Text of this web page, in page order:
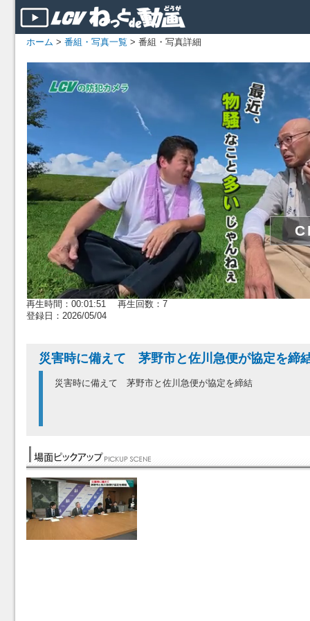
ホーム > 番組・写真一覧 > 番組・写真詳細
再生時間：00:01:51 再生回数：7
登録日：2026/05/04
災害時に備えて 茅野市と佐川急便が協定を締
災害時に備えて 茅野市と佐川急便が協定を締結